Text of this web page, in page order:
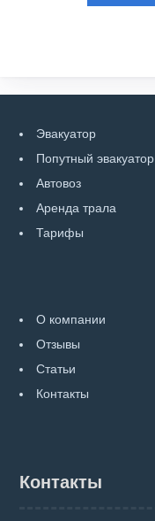
Эвакуатор
Попутный эвакуатор
Автовоз
Аренда трала
Тарифы
О компании
Отзывы
Статьи
Контакты
Контакты